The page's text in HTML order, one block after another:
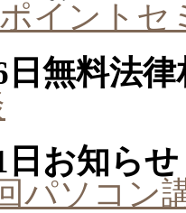
イントセ
無料法律
お知らせ
パソコン